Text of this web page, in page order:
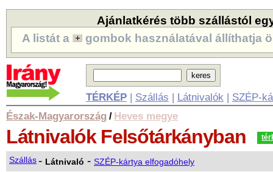
Ajánlatkérés több szállástól
A listát a
gombok használatával állíthatja
TÉRKÉP| Szállás | Látnivalók | SZÉP-
Észak-Magyarország / Heves megye
Látnivalók Felsőtárkányban
Szállás- Látnivaló - SZÉP-kártya elfogadóhely